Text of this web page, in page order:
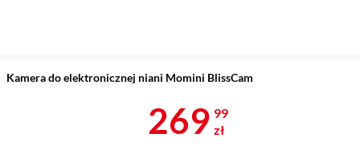
Kamera do elektronicznej niani Momini BlissCam
Cena 269,99
269 99
zł